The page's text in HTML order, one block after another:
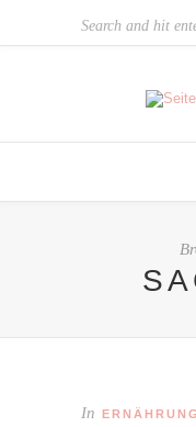
In ERNÄHRUNG